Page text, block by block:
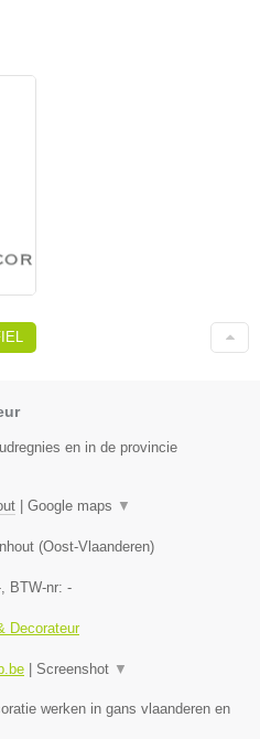
en in de provincie
| Google maps ▼
(Oost-Vlaanderen)
, BTW-nr: -
Decorateur
| Screenshot ▼
werken in gans vlaanderen en